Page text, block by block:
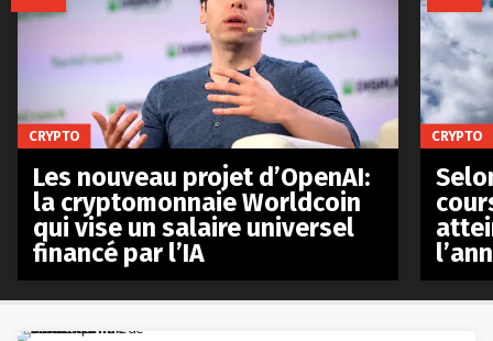
CRYPTO
Les nouveau projet d’OpenAI:
la cryptomonnaie Worldcoin
qui vise un salaire universel
financé par l’IA
CRYPTO